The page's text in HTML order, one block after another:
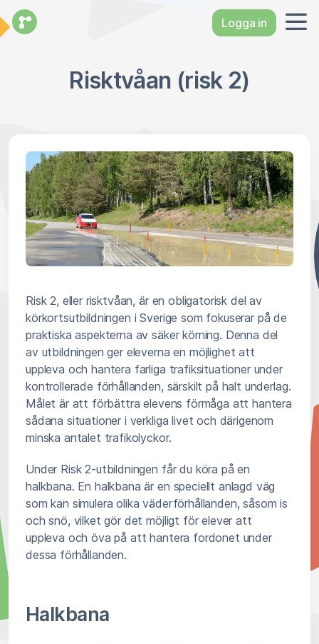
Logga in
Risktvåan (risk 2)
Risk 2, eller risktvåan, är en obligatorisk del av
körkortsutbildningen i Sverige som fokuserar på de
praktiska aspekterna av säker körning. Denna del
av utbildningen ger eleverna en möjlighet att
uppleva och hantera farliga trafiksituationer under
kontrollerade förhållanden, särskilt på halt underlag.
Målet är att förbättra elevens förmåga att hantera
sådana situationer i verkliga livet och därigenom
minska antalet trafikolyckor.
Under Risk 2-utbildningen får du köra på en
halkbana. En halkbana är en speciellt anlagd väg
som kan simulera olika väderförhållanden, såsom is
och snö, vilket gör det möjligt för elever att
uppleva och öva på att hantera fordonet under
dessa förhållanden.
Halkbana